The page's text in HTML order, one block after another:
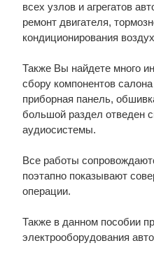
всех узлов и агрегатов
ремонт двигателя,
кондиционирования
Также Вы найдете много
сбору компонентов салона
приборная панель,
большой раздел отведен
аудиосистемы.
Все работы
поэтапно показывают
операции.
Также в данном пособии
электрооборудования